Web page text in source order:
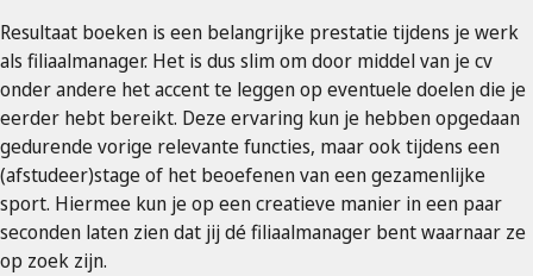
Resultaat boeken is een belangrijke prestatie tijdens je werk
als filiaalmanager. Het is dus slim om door middel van je cv
onder andere het accent te leggen op eventuele doelen die je
eerder hebt bereikt. Deze ervaring kun je hebben opgedaan
gedurende vorige relevante functies, maar ook tijdens een
(afstudeer)stage of het beoefenen van een gezamenlijke
sport. Hiermee kun je op een creatieve manier in een paar
seconden laten zien dat jij dé filiaalmanager bent waarnaar ze
op zoek zijn.